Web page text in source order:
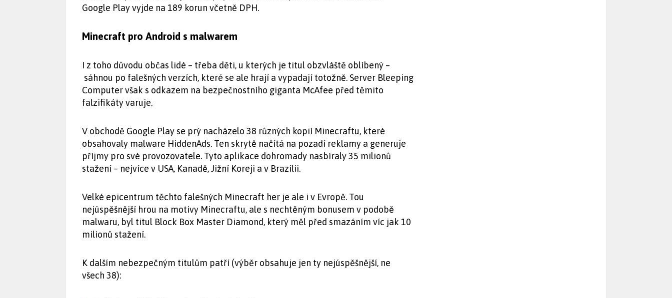
Google Play vyjde na 189 korun včetně DPH.
Minecraft pro Android s malwarem
I z toho důvodu občas lidé – třeba děti, u kterých je titul obzvláště oblíbený –
sáhnou po falešných verzích, které se ale hrají a vypadají totožně. Server Bleeping
Computer však s odkazem na bezpečnostního giganta McAfee před těmito
falzifikáty varuje.
V obchodě Google Play se prý nacházelo 38 různých kopií Minecraftu, které
obsahovaly malware HiddenAds. Ten skrytě načítá na pozadí reklamy a generuje
příjmy pro své provozovatele. Tyto aplikace dohromady nasbíraly 35 milionů
stažení – nejvíce v USA, Kanadě, Jižní Koreji a v Brazílii.
Velké epicentrum těchto falešných Minecraft her je ale i v Evropě. Tou
nejúspěšnější hrou na motivy Minecraftu, ale s nechtěným bonusem v podobě
malwaru, byl titul Block Box Master Diamond, který měl před smazáním víc jak 10
milionů stažení.
K dalším nebezpečným titulům patří (výběr obsahuje jen ty nejúspěšnější, ne
všech 38):